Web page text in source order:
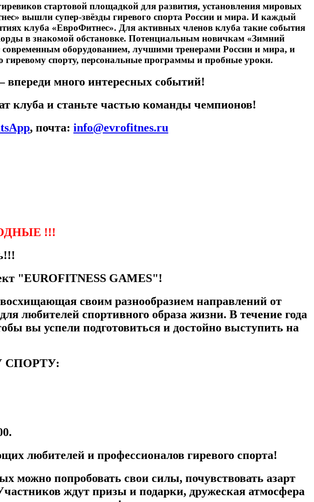
стартовой площадкой для развития, установления мировых
вышли супер-звёзды гиревого спорта России и мира. И каждый
клуба «ЕвроФитнес». Для активных членов клуба такие события
в знакомой обстановке. Потенциальным новичкам «Зимний
оборудованием, лучшими тренерами России и мира, и
гиревому спорту, персональные программы и пробные уроки.
много интересных событий!
клуба и станьте частью команды чемпионов!
​, почта: info@evrofitnes.ru
!!!
"EUROFITNESS GAMES"!
своим разнообразием направлений от
любителей спортивного образа жизни. В течение года
вы успели подготовиться и достойно выступить на
СПОРТУ:
.
любителей и профессионалов гиревого спорта!
можно попробовать свои силы, почувствовать азарт
ждут призы и подарки, дружеская атмосфера